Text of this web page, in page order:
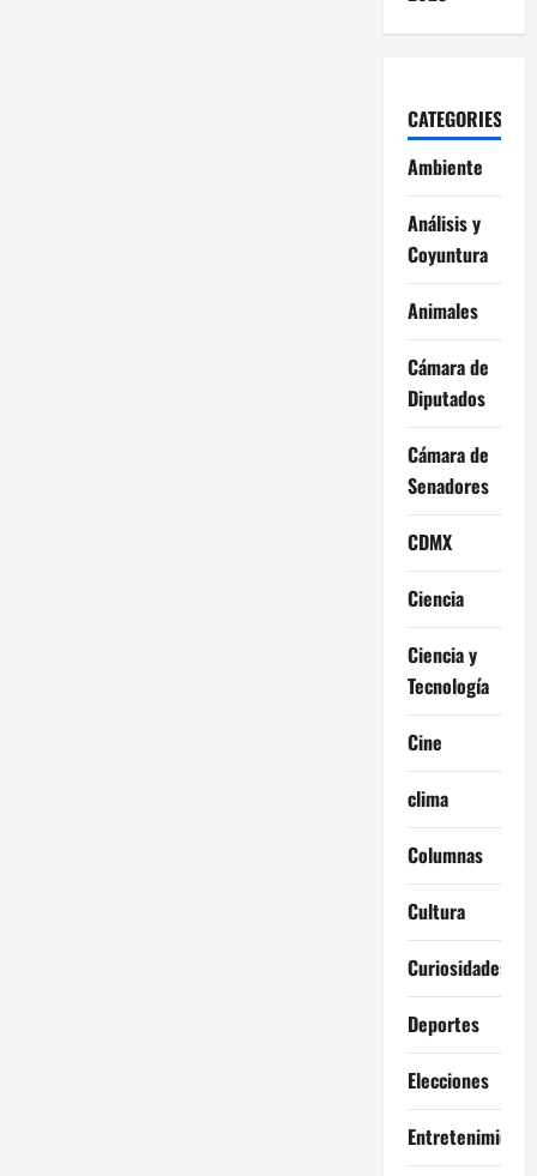
CATEGORIES
Ambiente
Análisis y
Coyuntura
Animales
Cámara de
Diputados
Cámara de
Senadores
CDMX
Ciencia
Ciencia y
Tecnología
Cine
clima
Columnas
Cultura
Curiosidades
Deportes
Elecciones
Entretenimiento